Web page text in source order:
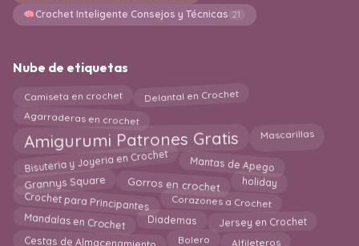
Crochet Inteligente Consejos y Técnicas 21
Nube de etiquetas
Camiseta en crochet Delantal en Crochet
Agarraderas en crochet
Amigurumi Patrones Gratis Mascarillas
Bisuteria y Joyeria en Crochet Mantas de Apego
Grannys Square Gorros en crochet holiday
Crochet para Principantes Corazones a Crochet
Mandalas en Crochet Diademas Jersey en Crochet
Cestas de Almacenamiento Bolero Alfileteros